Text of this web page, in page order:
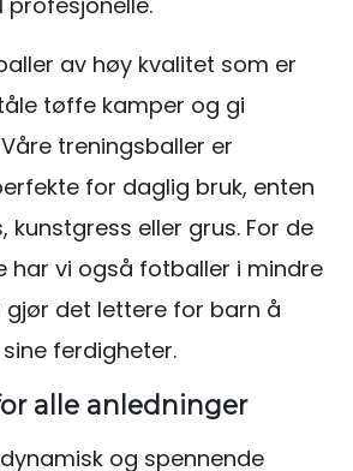
av høy kvalitet som er
tøffe kamper og gi
treningsballer er
for daglig bruk, enten
kunstgress eller grus. For de
har vi også fotballer i mindre
gjør det lettere for barn å
ferdigheter.
alle anledninger
og spennende